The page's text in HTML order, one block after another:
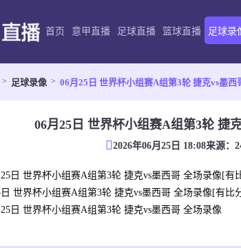
首页 意甲直播 足球直播 篮球直播 足球录
足球录像 06月25日 世界杯小组赛A组第3轮 捷克vs墨西
06月25日 世界杯小组赛A组第3轮 捷
2026年06月25日 18:08来源：
日 世界杯小组赛A组第3轮 捷克vs墨西哥 全场录像[有
世界杯小组赛A组第3轮 捷克vs墨西哥 全场录像[有比
日 世界杯小组赛A组第3轮 捷克vs墨西哥 全场录像